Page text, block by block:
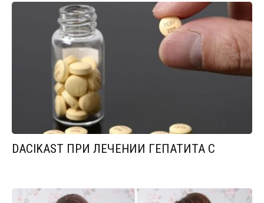
DACIKAST ПРИ ЛЕЧЕНИИ ГЕПАТИТА С